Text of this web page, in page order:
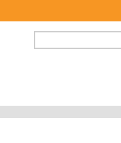
FORMULAIRE DE